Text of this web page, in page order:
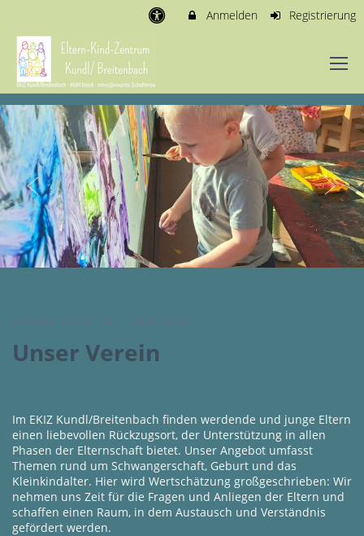
Anmelden Registrierung
Unser Verein
Im EKIZ Kundl/Breitenbach finden werdende und junge Eltern
einen liebevollen Rückzugsort, der Unterstützung in allen
Phasen der Elternschaft bietet. Unser Angebot umfasst
Themen rund um Schwangerschaft, Geburt und das
Kleinkindalter. Hier wird Wertschätzung großgeschrieben: Wir
nehmen uns Zeit für die Fragen und Anliegen der Eltern und
schaffen einen Raum, in dem Austausch und Verständnis
gefördert werden.